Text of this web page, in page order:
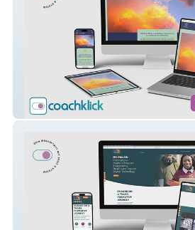
All Energy